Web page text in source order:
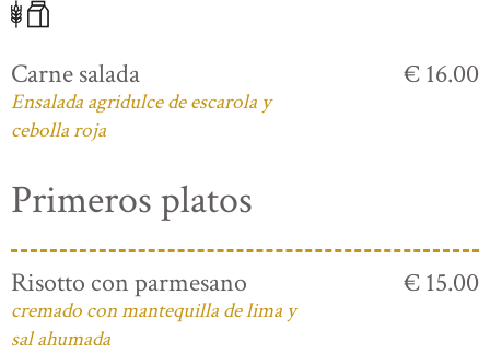
Carne salada
Ensalada agridulce de escarola y
cebolla roja
€ 16.00
Primeros platos
Risotto con parmesano
cremado con mantequilla de lima y
sal ahumada
€ 15.00